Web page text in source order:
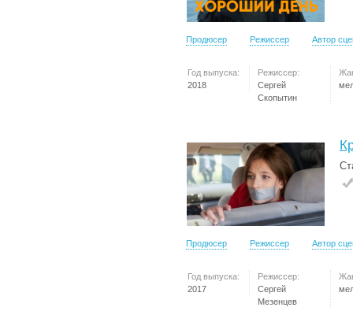
Продюсер Режиссер Автор
Год выпуска:
2018
Режиссер:
Сергей
Скопытин
Продюсер Режиссер Автор
Год выпуска:
2017
Режиссер:
Сергей
Мезенцев